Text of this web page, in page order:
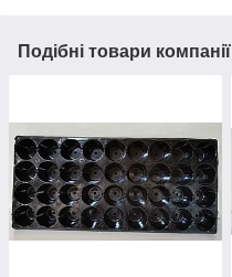
Подібні товари компанії